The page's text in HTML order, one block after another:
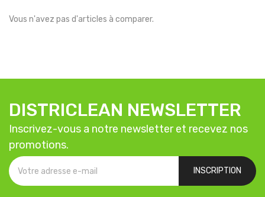
Vous n'avez pas d'articles à comparer.
DISTRICLEAN NEWSLETTER
Inscrivez-vous a notre newsletter et recevez nos
promotions.
INSCRIPTION